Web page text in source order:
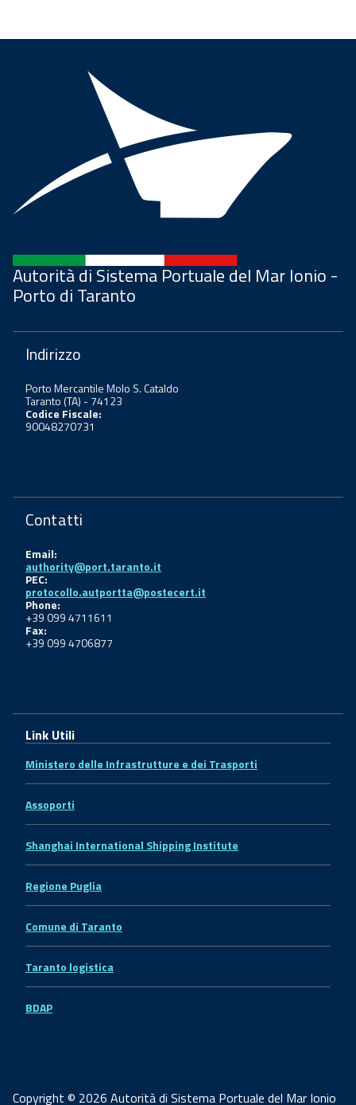
Autorità di Sistema Portuale del Mar Ionio -
Porto di Taranto
Indirizzo
Porto Mercantile Molo S. Cataldo
Taranto (TA) - 74123
Codice Fiscale:
90048270731
Contatti
Email:
authority@port.taranto.it
PEC:
protocollo.autportta@postecert.it
Phone:
+39 099 4711611
Fax:
+39 099 4706877
Link Utili
Ministero delle Infrastrutture e dei Trasporti
Assoporti
Shanghai International Shipping Institute
Regione Puglia
Comune di Taranto
Taranto logistica
BDAP
Copyright © 2026 Autorità di Sistema Portuale del Mar Ionio